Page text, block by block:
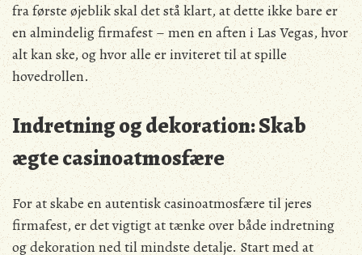
fra første øjeblik skal det stå klart, at dette ikke bare er
en almindelig firmafest – men en aften i Las Vegas, hvor
alt kan ske, og hvor alle er inviteret til at spille
hovedrollen.
Indretning og dekoration: Skab
ægte casinoatmosfære
For at skabe en autentisk casinoatmosfære til jeres
firmafest, er det vigtigt at tænke over både indretning
og dekoration ned til mindste detalje. Start med at